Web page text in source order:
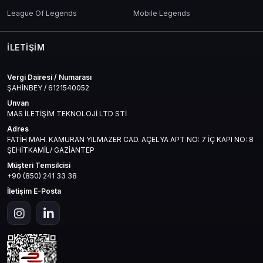
League Of Legends
Mobile Legends
İLETIŞIM
Vergi Dairesi / Numarası
ŞAHİNBEY / 6121540052
Unvan
MAS İLETİŞİM TEKNOLOJİ LTD STİ
Adres
FATİH MAH. KAMURAN YILMAZER CAD. AÇELYA APT NO: 7 İÇ KAPI NO: 8
ŞEHİTKAMİL/ GAZİANTEP
Müşteri Temsilcisi
+90 (850) 241 33 38
İletişim E-Posta